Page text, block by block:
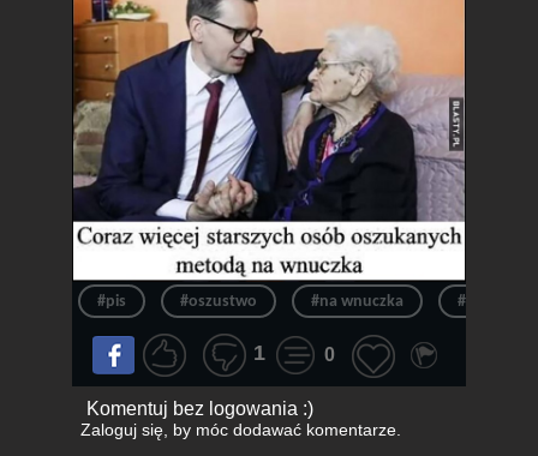
#pis #oszustwo #na wnuczka
1 0
Komentuj bez logowania :)
Zaloguj się, by móc dodawać komentarze.